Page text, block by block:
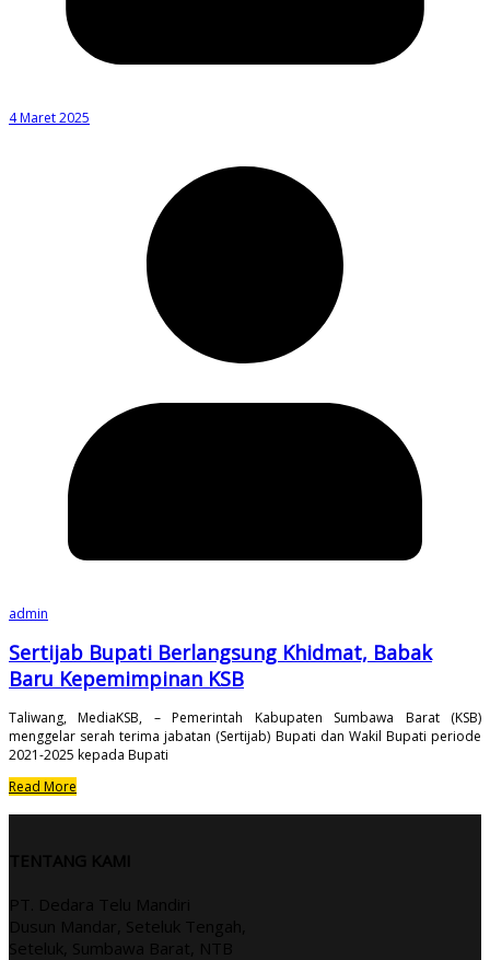
4 Maret 2025
admin
Sertijab Bupati Berlangsung Khidmat, Babak
Baru Kepemimpinan KSB
Taliwang, MediaKSB, – Pemerintah Kabupaten Sumbawa Barat (KSB)
menggelar serah terima jabatan (Sertijab) Bupati dan Wakil Bupati periode
2021-2025 kepada Bupati
Read More
TENTANG KAMI
PT. Dedara Telu Mandiri
Dusun Mandar, Seteluk Tengah,
Seteluk, Sumbawa Barat, NTB